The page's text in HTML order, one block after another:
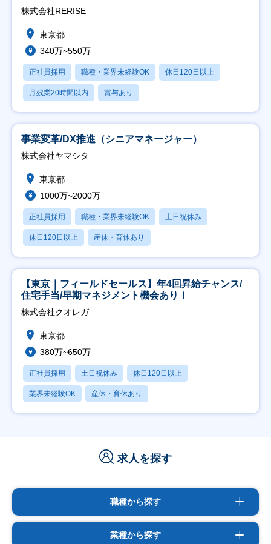
株式会社RERISE
東京都
340万~550万
正社員採用 職種・業界未経験OK 休日120日以上
月残業20時間以内 賞与あり
事業変革/DX推進（シニアマネージャー）
株式会社ヤマシタ
東京都
1000万~2000万
正社員採用 職種・業界未経験OK 土日祝休み
休日120日以上 産休・育休あり
【東京｜フィールドセールス】年4回昇給チャンス/
住宅手当/早期マネジメント機会あり！
株式会社クオレガ
東京都
380万~650万
正社員採用 土日祝休み 休日120日以上
業界未経験OK 産休・育休あり
求人を探す
職種から探す
業種から探す